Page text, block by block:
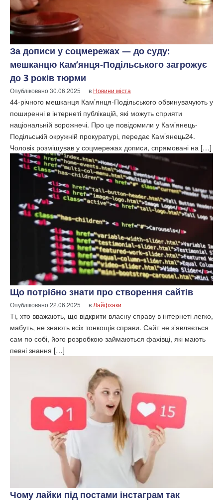
За дописи у соцмережах — до суду:
мешканцю Кам’янця-Подільського загрожує
до 3 років тюрми
Опубліковано30.06.2025 в Новини міста
44-річного мешканця Кам’янця-Подільського обвинувачують у
поширенні в інтернеті публікацій, які можуть сприяти
національній ворожнечі. Про це повідомили у Кам’янець-
Подільській окружній прокуратурі, передає Кам’янець24.
Чоловік розміщував у соцмережах дописи, спрямовані на […]
Що потрібно знати про створення сайтів
Опубліковано22.06.2025 в Лайфхаки
Ті, хто вважають, що відкрити власну справу в інтернеті легко,
мабуть, не знають всіх тонкощів справи. Сайт не з’являється
сам по собі, його розробкою займаються фахівці, які мають
певні знання […]
Чому лайки під постами інстаграм так